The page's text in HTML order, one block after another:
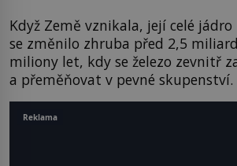
Když Země vznikala, její celé
se změnilo zhruba před 2,5
miliony let, kdy se železo zevnitř
a přeměňovat v pevné skupenství.
Reklama